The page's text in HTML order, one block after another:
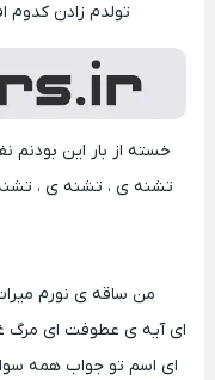
تولدم زادن
خسته از بار این بودنم
تشنه ی ، تشنه ی ،
من ساقه ی نورم
ای آیه ی عطوفت ای مرگ
ای اسم تو جواب همه